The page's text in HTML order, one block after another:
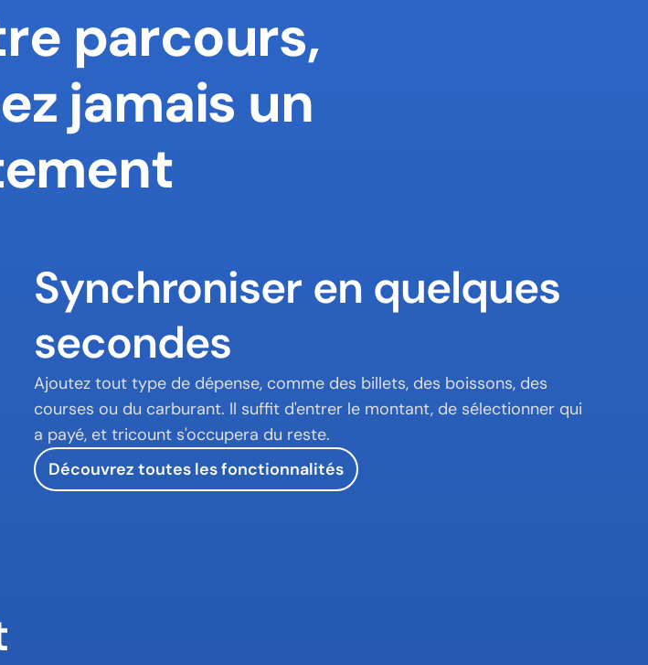
parcours,
jamais un
Synchroniser en quelques
secondes
Ajoutez tout type de dépense, comme des billets, des boissons, des
courses ou du carburant. Il suffit d'entrer le montant, de sélectionner qui
a payé, et tricount s'occupera du reste.
Découvrez toutes les fonctionnalités